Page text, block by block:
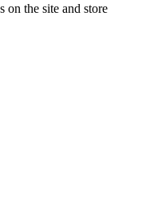
on the site and store